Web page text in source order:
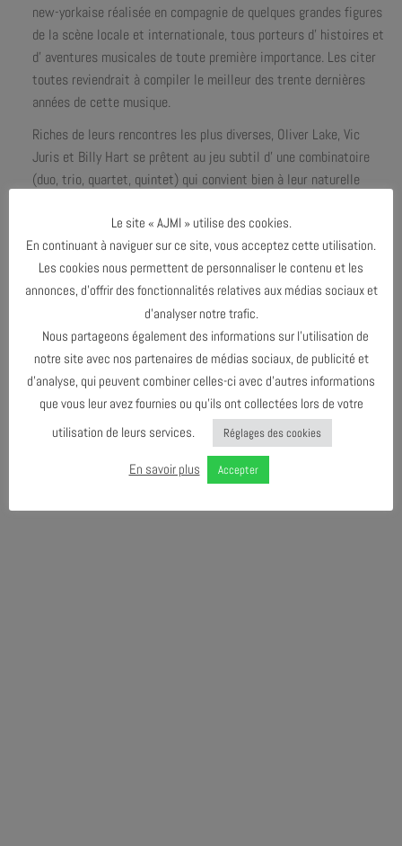
new-yorkaise réalisée en compagnie de quelques grandes figures
de la scène locale et internationale, tous porteurs d’ histoires et
d’ aventures musicales de toute première importance. Les citer
toutes reviendrait à compiler le meilleur des trente dernières
années de cette musique.
Riches de leurs rencontres les plus diverses, Oliver Lake, Vic
Juris et Billy Hart se prêtent au jeu subtil d’ une combinatoire
(duo, trio, quartet, quintet) qui convient bien à leur naturelle
ajouter ainsi une contribution supplémentaire à la longue marche
d’ un jazz qui n’ en finit pas de se régénérer. Bottlang nous
gratifie cette fois encore de ses réjouissantes et sensibles
émotions d’ é ternel pianiste voyageur. »
Le site « AJMI » utilise des cookies.
En continuant à naviguer sur ce site, vous acceptez cette utilisation.
Les cookies nous permettent de personnaliser le contenu et les
annonces, d’offrir des fonctionnalités relatives aux médias sociaux et
d’analyser notre trafic.
Nous partageons également des informations sur l’utilisation de
notre site avec nos partenaires de médias sociaux, de publicité et
d’analyse, qui peuvent combiner celles-ci avec d’autres informations
que vous leur avez fournies ou qu’ils ont collectées lors de votre
utilisation de leurs services.
Réglages des cookies
En savoir plus Accepter